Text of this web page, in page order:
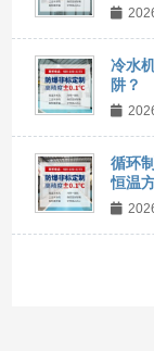
冷水
阱？
循环
恒温